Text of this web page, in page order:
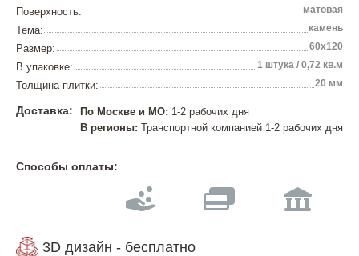
Поверхность: матовая
Тема: камень
Размер: 60х120
В упаковке: 1 штука / 0,72 кв.м
Толщина плитки: 20 мм
Доставка: По Москве и МО: 1-2 рабочих дня
В регионы: Транспортной компанией 1-2 рабочих дня
Способы оплаты:
3D дизайн - бесплатно